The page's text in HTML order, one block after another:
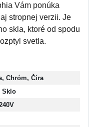
Vám ponúka
stropnej verzii. Je
skla, ktoré od spodu
svetla.
Chróm, Číra
Sklo